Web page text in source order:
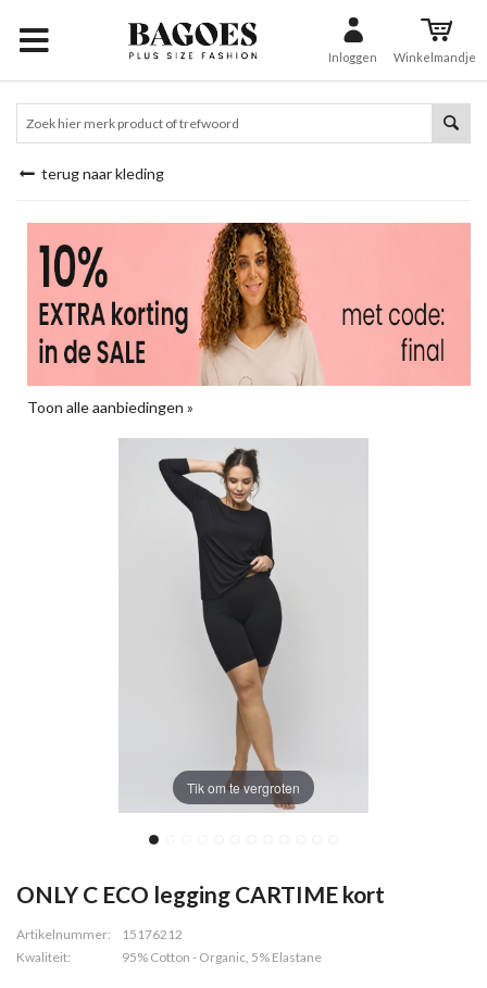
Inloggen Winkelmandje
terug naar kleding
Toon alle aanbiedingen »
Tik om te vergroten
ONLY C ECO legging CARTIME kort
Artikelnummer:
15176212
Kwaliteit:
95% Cotton - Organic, 5% Elastane